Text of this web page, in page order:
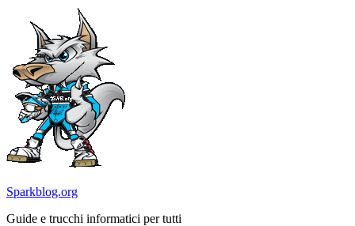
contenuto
Sparkblog.org
Guide e trucchi informatici per tutti